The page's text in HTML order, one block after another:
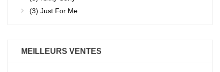
(3) Just For Me
MEILLEURS VENTES